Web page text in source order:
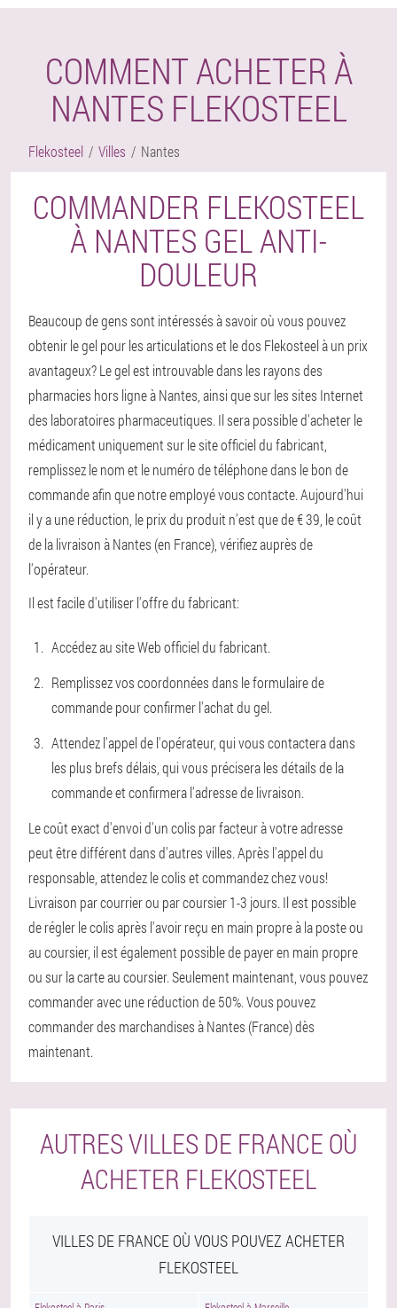
COMMENT ACHETER À
NANTES FLEKOSTEEL
Flekosteel Villes Nantes
COMMANDER FLEKOSTEEL
À NANTES GEL ANTI-
DOULEUR
Beaucoup de gens sont intéressés à savoir où vous pouvez
obtenir le gel pour les articulations et le dos Flekosteel à un prix
avantageux? Le gel est introuvable dans les rayons des
pharmacies hors ligne à Nantes, ainsi que sur les sites Internet
des laboratoires pharmaceutiques. Il sera possible d'acheter le
médicament uniquement sur le site officiel du fabricant,
remplissez le nom et le numéro de téléphone dans le bon de
commande afin que notre employé vous contacte. Aujourd'hui
il y a une réduction, le prix du produit n'est que de € 39, le coût
de la livraison à Nantes (en France), vérifiez auprès de
l'opérateur.
Il est facile d'utiliser l'offre du fabricant:
Accédez au site Web officiel du fabricant.
Remplissez vos coordonnées dans le formulaire de
commande pour confirmer l'achat du gel.
Attendez l'appel de l'opérateur, qui vous contactera dans
les plus brefs délais, qui vous précisera les détails de la
commande et confirmera l'adresse de livraison.
Le coût exact d'envoi d'un colis par facteur à votre adresse
peut être différent dans d'autres villes. Après l'appel du
responsable, attendez le colis et commandez chez vous!
Livraison par courrier ou par coursier 1-3 jours. Il est possible
de régler le colis après l'avoir reçu en main propre à la poste ou
au coursier, il est également possible de payer en main propre
ou sur la carte au coursier. Seulement maintenant, vous pouvez
commander avec une réduction de 50%. Vous pouvez
commander des marchandises à Nantes (France) dès
maintenant.
AUTRES VILLES DE FRANCE OÙ
ACHETER FLEKOSTEEL
VILLES DE FRANCE OÙ VOUS POUVEZ ACHETER
FLEKOSTEEL